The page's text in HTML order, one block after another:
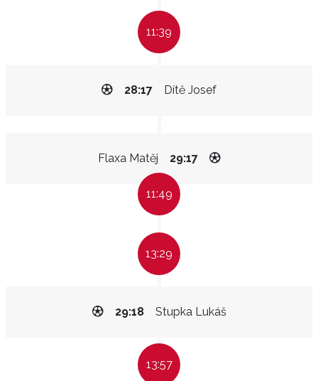
11:39
Dítě Josef
28:17
Flaxa Matěj 29:17
11:49
13:29
Stupka Lukáš
29:18
13:57